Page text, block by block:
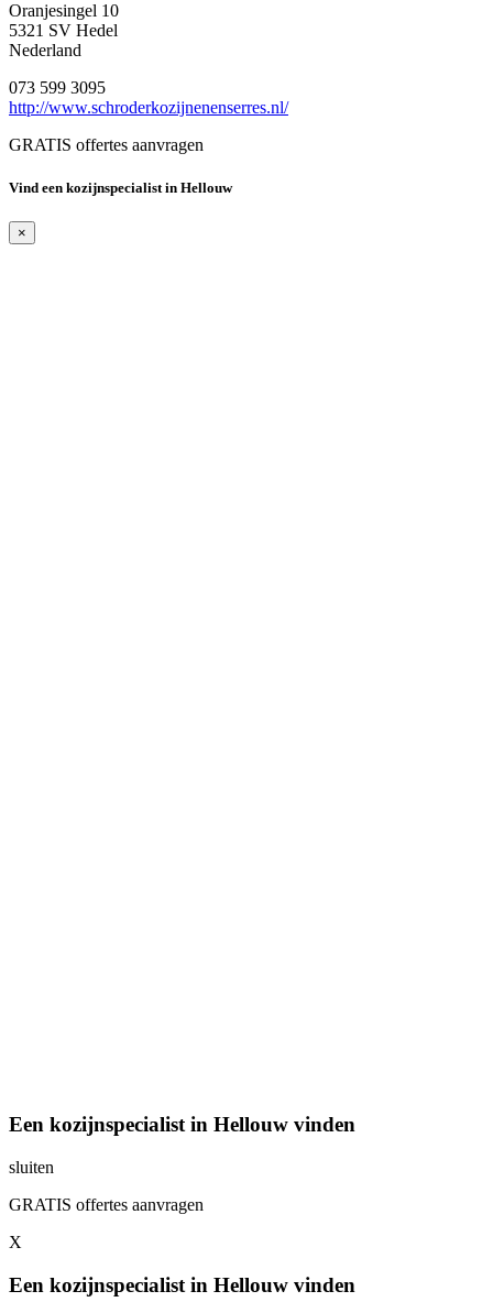
Oranjesingel 10
5321 SV Hedel
Nederland
073 599 3095
http://www.schroderkozijnenenserres.nl/
GRATIS offertes aanvragen
Vind een kozijnspecialist in Hellouw
×
Een kozijnspecialist in Hellouw vinden
sluiten
GRATIS offertes aanvragen
X
Een kozijnspecialist in Hellouw vinden